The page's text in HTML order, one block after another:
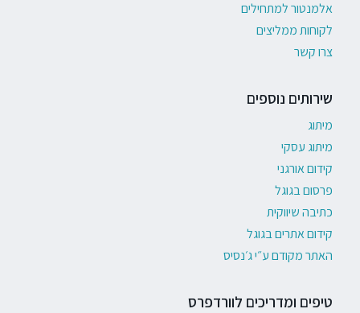
אלמנטור למתחילים
לקוחות ממליצים
צרו קשר
שירותים נוספים
מיתוג
מיתוג עסקי
קידום אורגני
פרסום בגוגל
כתיבה שיווקית
קידום אתרים בגוגל
האתר מקודם ע״י ג׳נסיס
טיפים ומדריכים לוורדפרס